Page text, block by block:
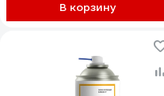
В корзину